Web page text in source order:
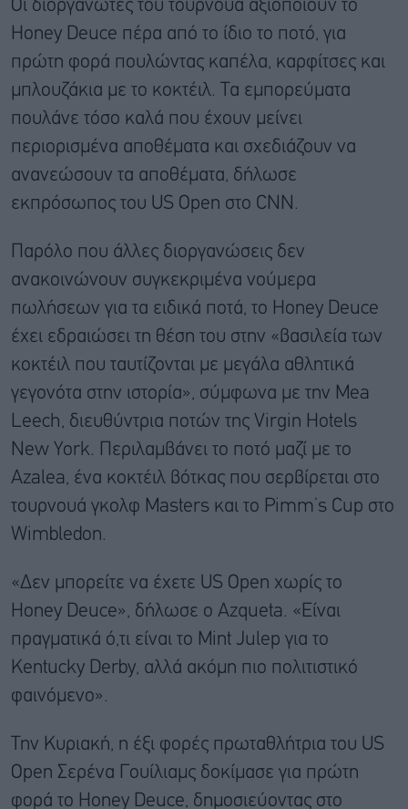
Οι διοργανωτές του τουρνουά αξιοποιούν το
Honey Deuce πέρα από το ίδιο το ποτό, για
πρώτη φορά πουλώντας καπέλα, καρφίτσες και
μπλουζάκια με το κοκτέιλ. Τα εμπορεύματα
πουλάνε τόσο καλά που έχουν μείνει
περιορισμένα αποθέματα και σχεδιάζουν να
ανανεώσουν τα αποθέματα, δήλωσε
εκπρόσωπος του US Open στο CNN.
Παρόλο που άλλες διοργανώσεις δεν
ανακοινώνουν συγκεκριμένα νούμερα
πωλήσεων για τα ειδικά ποτά, το Honey Deuce
έχει εδραιώσει τη θέση του στην «βασιλεία των
κοκτέιλ που ταυτίζονται με μεγάλα αθλητικά
γεγονότα στην ιστορία», σύμφωνα με την Mea
Leech, διευθύντρια ποτών της Virgin Hotels
New York. Περιλαμβάνει το ποτό μαζί με το
Azalea, ένα κοκτέιλ βότκας που σερβίρεται στο
τουρνουά γκολφ Masters και το Pimm’s Cup στο
Wimbledon.
«Δεν μπορείτε να έχετε US Open χωρίς το
Honey Deuce», δήλωσε ο Azqueta. «Είναι
πραγματικά ό,τι είναι το Mint Julep για το
Kentucky Derby, αλλά ακόμη πιο πολιτιστικό
φαινόμενο».
Την Κυριακή, η έξι φορές πρωταθλήτρια του US
Open Σερένα Γουίλιαμς δοκίμασε για πρώτη
φορά το Honey Deuce, δημοσιεύοντας στο